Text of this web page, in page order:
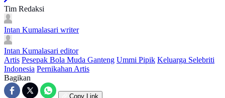
Tim Redaksi
Intan Kumalasari writer
Intan Kumalasari editor
Artis Pesepak Bola Muda Ganteng Ummi Pipik Keluarga Selebriti
Indonesia Pernikahan Artis
Bagikan
Copy Link